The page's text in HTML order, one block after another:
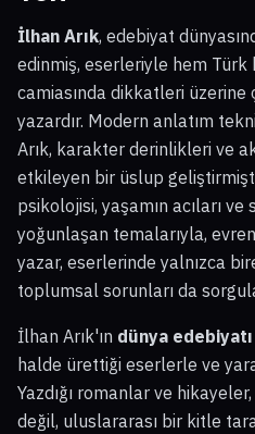
İlhan Arık, edebiyat
edinmiş, eserleriyle hem Türk
camiasında dikkatleri üzerine
yazardır. Modern anlatım
Arık, karakter derinlikleri ve
etkileyen bir üslup
psikolojisi, yaşamın acıları
yoğunlaşan temalarıyla,
yazar, eserlerinde yalnızca
toplumsal sorunları da
İlhan Arık'ın dünya edebiyatı
halde ürettiği eserlerle ve
Yazdığı romanlar ve
değil, uluslararası bir kitle